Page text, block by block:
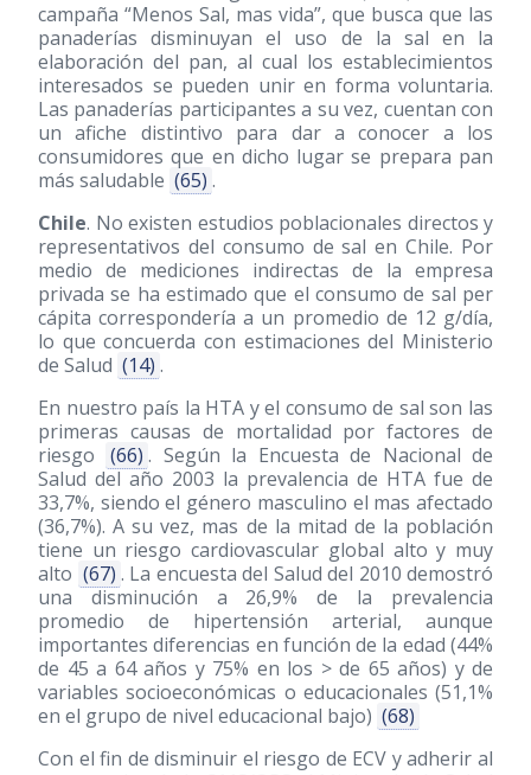
campaña “Menos Sal, mas vida”, que busca que las
panaderías disminuyan el uso de la sal en la
elaboración del pan, al cual los establecimientos
interesados se pueden unir en forma voluntaria.
Las panaderías participantes a su vez, cuentan con
un afiche distintivo para dar a conocer a los
consumidores que en dicho lugar se prepara pan
más saludable (65) .
Chile. No existen estudios poblacionales directos y
representativos del consumo de sal en Chile. Por
medio de mediciones indirectas de la empresa
privada se ha estimado que el consumo de sal per
cápita correspondería a un promedio de 12 g/día,
lo que concuerda con estimaciones del Ministerio
de Salud (14) .
En nuestro país la HTA y el consumo de sal son las
primeras causas de mortalidad por factores de
riesgo
(66) . Según la Encuesta de Nacional de
Salud del año 2003 la prevalencia de HTA fue de
33,7%, siendo el género masculino el mas afectado
(36,7%). A su vez, mas de la mitad de la población
tiene un riesgo cardiovascular global alto y muy
alto (67) . La encuesta del Salud del 2010 demostró
una disminución a 26,9% de la prevalencia
promedio de hipertensión arterial, aunque
importantes diferencias en función de la edad (44%
de 45 a 64 años y 75% en los > de 65 años) y de
variables socioeconómicas o educacionales (51,1%
en el grupo de nivel educacional bajo) (68)
Con el fin de disminuir el riesgo de ECV y adherir al